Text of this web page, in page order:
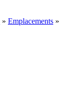
» Emplacements »